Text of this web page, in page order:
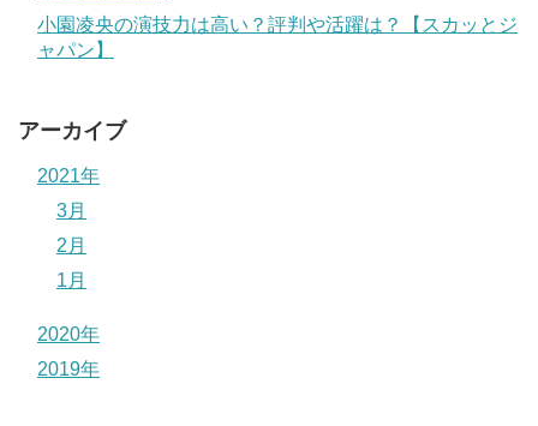
小園凌央の演技力は高い？評判や活躍は？【スカッとジ
ャパン】
アーカイブ
2021年
3月
2月
1月
2020年
2019年